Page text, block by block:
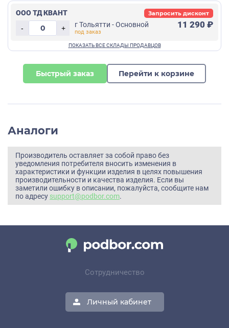
ООО ТД КВАНТ
-
+ г Тольятти - Основной 11 290 ₽
Запросить дисконт
Быстрый заказ Перейти к корзине
Аналоги
Производитель оставляет за собой право без
уведомления потребителя вносить изменения в
характеристики и функции изделия в целях повышения
производительности и качества изделия. Если вы
заметили ошибку в описании, пожалуйста, сообщите нам
по адресу support@podbor.com.
Сотрудничество
Личный кабинет